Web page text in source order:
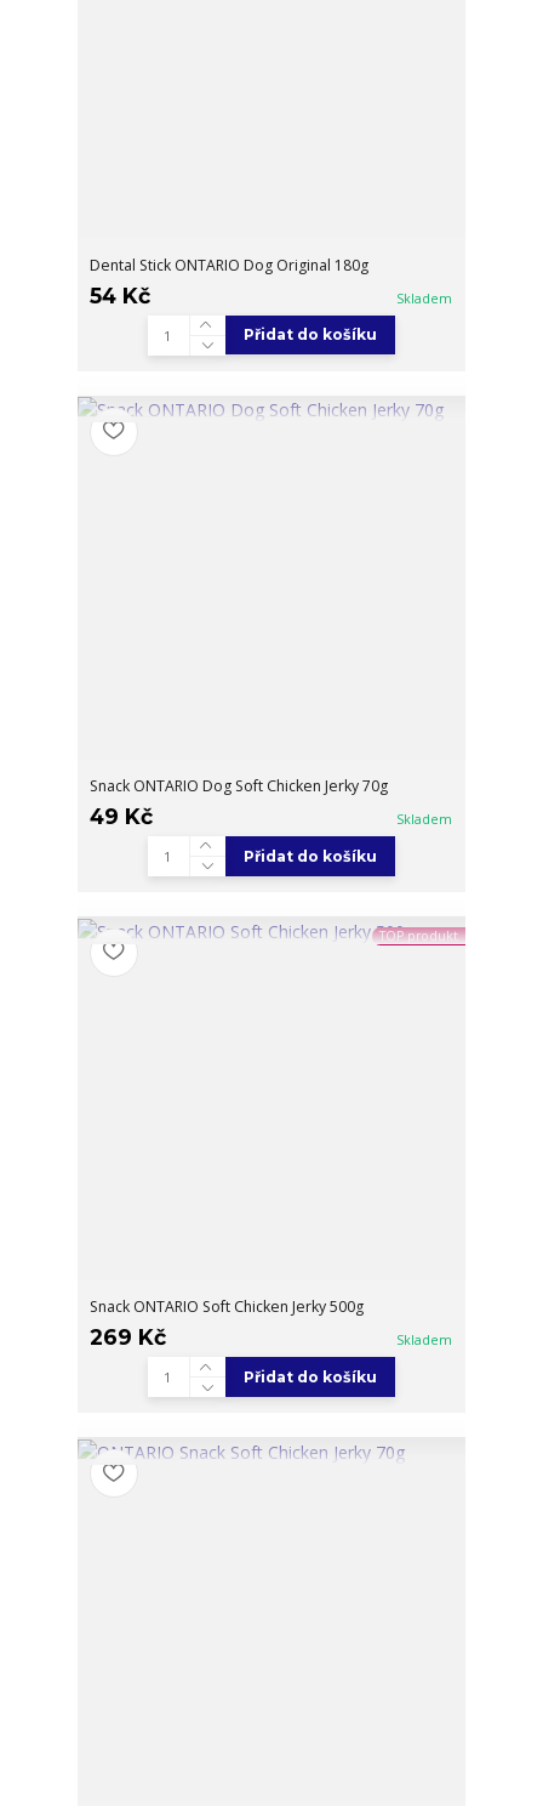
Dental Stick ONTARIO Dog Original 180g
54 Kč Skladem
Přidat do košíku
Snack ONTARIO Dog Soft Chicken Jerky 70g
49 Kč Skladem
Přidat do košíku
TOP produkt
Snack ONTARIO Soft Chicken Jerky 500g
269 Kč Skladem
Přidat do košíku